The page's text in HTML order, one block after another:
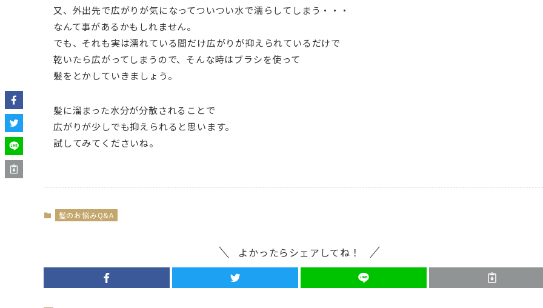
又、外出先で広がりが気になってついつい水で濡らしてしまう・・・
なんて事があるかもしれません。
でも、それも実は濡れている間だけ広がりが抑えられているだけで
乾いたら広がってしまうので、そんな時はブラシを使って
髪をとかしていきましょう。
髪に溜まった水分が分散されることで
広がりが少しでも抑えられると思います。
試してみてくださいね。
髪のお悩みQ&A
よかったらシェアしてね！